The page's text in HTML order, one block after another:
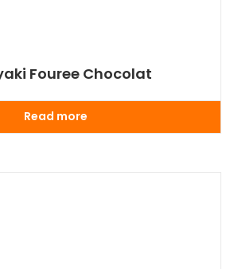
Fouree Chocolat
Read more